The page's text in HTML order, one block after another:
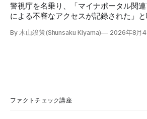
警視庁を名乗り、「マイナポータル関
による不審なアクセスが記録された」
で、メール内のリンクを押さないように
文には「警視庁サイバーセキュリティ対
By 木山竣策(Shunsaku Kiyama) 2026年8月4
ファクトチェック講座